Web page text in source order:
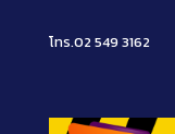
โทร.02 549 3162